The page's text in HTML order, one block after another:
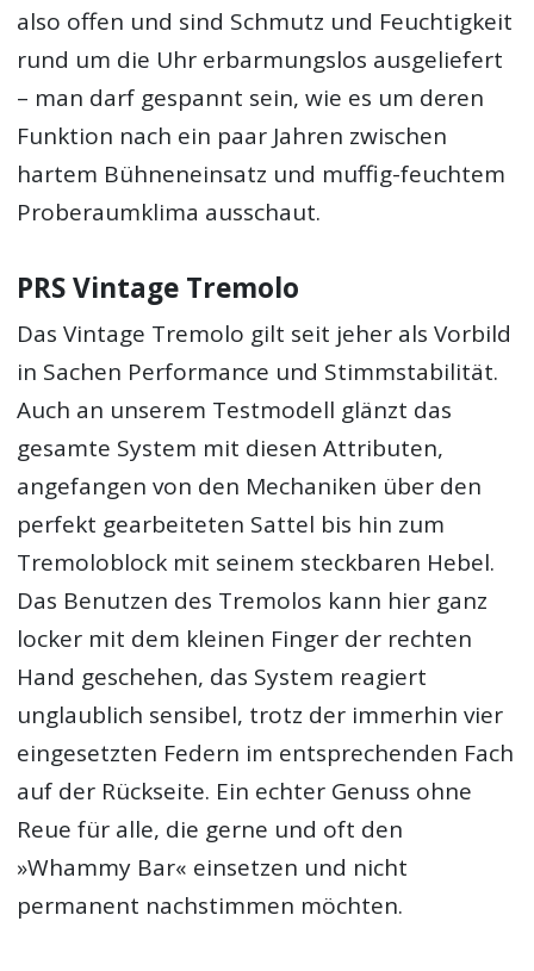
also offen und sind Schmutz und Feuchtigkeit
rund um die Uhr erbarmungslos ausgeliefert
– man darf gespannt sein, wie es um deren
Funktion nach ein paar Jahren zwischen
hartem Bühneneinsatz und muffig-feuchtem
Proberaumklima ausschaut.
PRS Vintage Tremolo
Das Vintage Tremolo gilt seit jeher als Vorbild
in Sachen Performance und Stimmstabilität.
Auch an unserem Testmodell glänzt das
gesamte System mit diesen Attributen,
angefangen von den Mechaniken über den
perfekt gearbeiteten Sattel bis hin zum
Tremoloblock mit seinem steckbaren Hebel.
Das Benutzen des Tremolos kann hier ganz
locker mit dem kleinen Finger der rechten
Hand geschehen, das System reagiert
unglaublich sensibel, trotz der immerhin vier
eingesetzten Federn im entsprechenden Fach
auf der Rückseite. Ein echter Genuss ohne
Reue für alle, die gerne und oft den
»Whammy Bar« einsetzen und nicht
permanent nachstimmen möchten.